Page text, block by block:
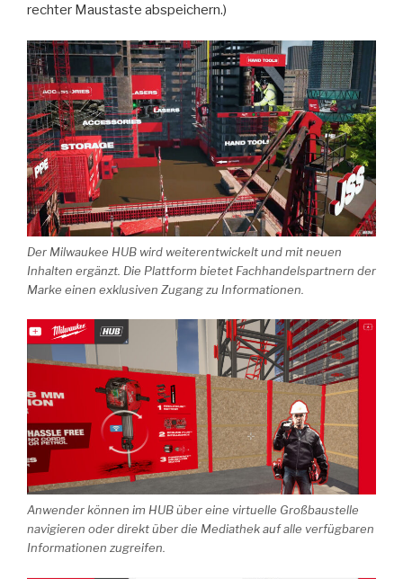
rechter Maustaste abspeichern.)
Der Milwaukee HUB wird weiterentwickelt und mit neuen
Inhalten ergänzt. Die Plattform bietet Fachhandelspartnern der
Marke einen exklusiven Zugang zu Informationen.
Anwender können im HUB über eine virtuelle Großbaustelle
navigieren oder direkt über die Mediathek auf alle verfügbaren
Informationen zugreifen.